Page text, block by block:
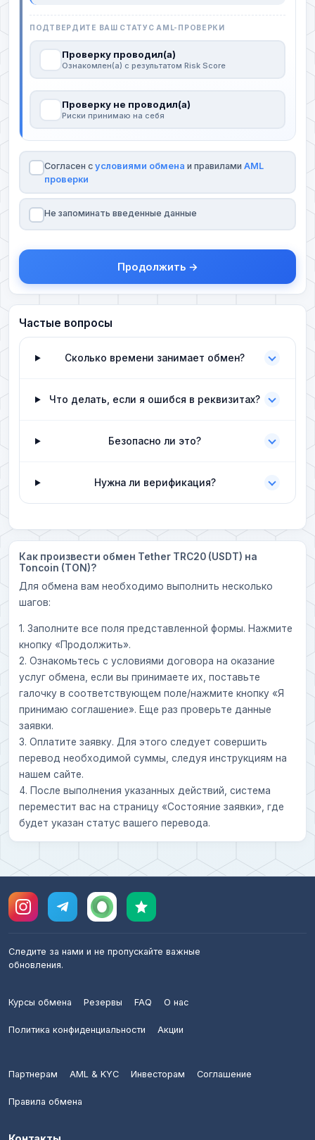
ПОДТВЕРДИТЕ ВАШ СТАТУС AML-ПРОВЕРКИ
Проверку проводил(а)
Ознакомлен(а) с результатом Risk Score
Проверку не проводил(а)
Риски принимаю на себя
Согласен с условиями обмена и правилами AML
проверки
Не запоминать введенные данные
Продолжить →
Частые вопросы
Сколько времени занимает обмен?
Что делать, если я ошибся в реквизитах?
Безопасно ли это?
Нужна ли верификация?
Как произвести обмен Tether TRC20 (USDT) на
Toncoin (TON)?
Для обмена вам необходимо выполнить несколько
шагов:
1. Заполните все поля представленной формы. Нажмите
кнопку «Продолжить».
2. Ознакомьтесь с условиями договора на оказание
услуг обмена, если вы принимаете их, поставьте
галочку в соответствующем поле/нажмите кнопку «Я
принимаю соглашение». Еще раз проверьте данные
заявки.
3. Оплатите заявку. Для этого следует совершить
перевод необходимой суммы, следуя инструкциям на
нашем сайте.
4. После выполнения указанных действий, система
переместит вас на страницу «Состояние заявки», где
будет указан статус вашего перевода.
Следите за нами и не пропускайте важные
обновления.
Курсы обмена Резервы FAQ О нас
Политика конфиденциальности Акции
Партнерам AML & KYC Инвесторам Соглашение
Правила обмена